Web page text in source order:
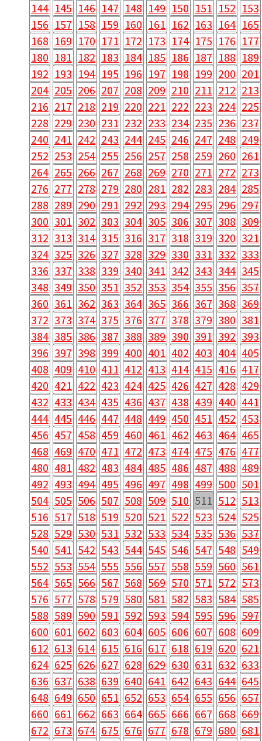
144 145 146 147 148 149 150 151 152 153
156 157 158 159 160 161 162 163 164 165
168 169 170 171 172 173 174 175 176 177
180 181 182 183 184 185 186 187 188 189
192 193 194 195 196 197 198 199 200 201
204 205 206 207 208 209 210 211 212 213
216 217 218 219 220 221 222 223 224 225
228 229 230 231 232 233 234 235 236 237
240 241 242 243 244 245 246 247 248 249
252 253 254 255 256 257 258 259 260 261
264 265 266 267 268 269 270 271 272 273
276 277 278 279 280 281 282 283 284 285
288 289 290 291 292 293 294 295 296 297
300 301 302 303 304 305 306 307 308 309
312 313 314 315 316 317 318 319 320 321
324 325 326 327 328 329 330 331 332 333
336 337 338 339 340 341 342 343 344 345
348 349 350 351 352 353 354 355 356 357
360 361 362 363 364 365 366 367 368 369
372 373 374 375 376 377 378 379 380 381
384 385 386 387 388 389 390 391 392 393
396 397 398 399 400 401 402 403 404 405
408 409 410 411 412 413 414 415 416 417
420 421 422 423 424 425 426 427 428 429
432 433 434 435 436 437 438 439 440 441
444 445 446 447 448 449 450 451 452 453
456 457 458 459 460 461 462 463 464 465
468 469 470 471 472 473 474 475 476 477
480 481 482 483 484 485 486 487 488 489
492 493 494 495 496 497 498 499 500 501
504 505 506 507 508 509 510 511 512 513
516 517 518 519 520 521 522 523 524 525
528 529 530 531 532 533 534 535 536 537
540 541 542 543 544 545 546 547 548 549
552 553 554 555 556 557 558 559 560 561
564 565 566 567 568 569 570 571 572 573
576 577 578 579 580 581 582 583 584 585
588 589 590 591 592 593 594 595 596 597
600 601 602 603 604 605 606 607 608 609
612 613 614 615 616 617 618 619 620 621
624 625 626 627 628 629 630 631 632 633
636 637 638 639 640 641 642 643 644 645
648 649 650 651 652 653 654 655 656 657
660 661 662 663 664 665 666 667 668 669
672 673 674 675 676 677 678 679 680 681